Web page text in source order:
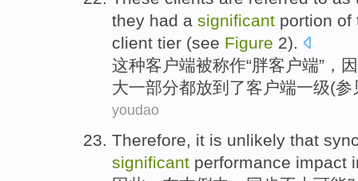
they had a significant portion of
client tier (see Figure 2).
这种客户端被称作“胖客户端”，
大一部分都放到 了客户端一级(参
youdao
Therefore , it is unlikely that
significant performance impact